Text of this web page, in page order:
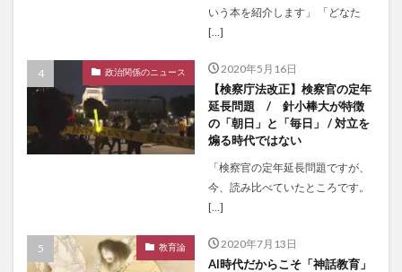
いう本を紹介します」 「どなた
[…]
政治関係のニュース 2020年5月16日
【検察庁法改正】検察官の定年
延長問題 / 針小棒大が特徴
の「朝日」と「毎日」 / 対立を
煽る時代ではない
「検察官の定年延長問題ですが、
今、読み比べていたところです。
[…]
教育論 2020年7月13日
AI時代だからこそ「神話教育」